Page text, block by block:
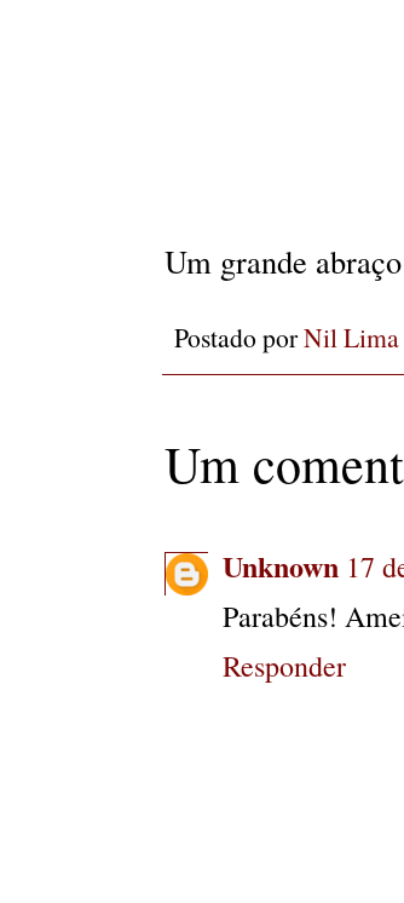
Um grande
Postado porNil Lima
Um
Unknown 17
Parabéns!
Responder